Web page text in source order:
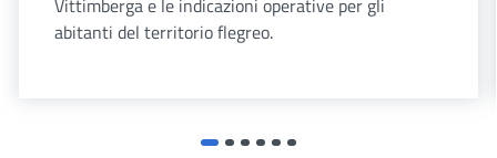
Vittimberga e le indicazioni operative per gli
abitanti del territorio flegreo.